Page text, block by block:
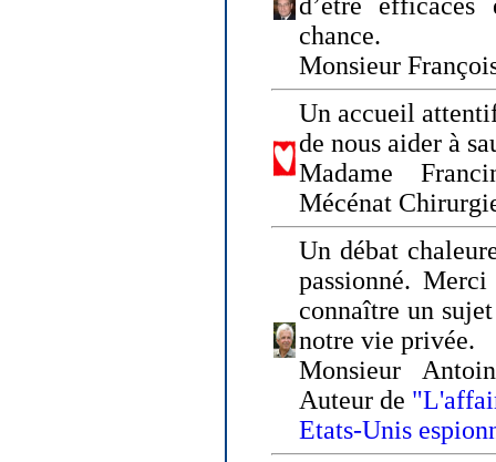
chance.
Monsieur
Un accueil
de nous aider à
Madame
Mécénat
Un débat
passionné.
connaître un
notre vie privée.
Monsieur
Auteur de
Etats-Unis